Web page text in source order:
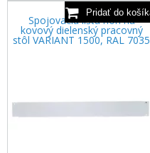
Spojovacia lišta nôh na
kovový dielenský pracovný
stôl VARIANT 1500, RAL 7035